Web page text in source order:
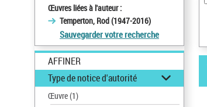
Œuvres liées à l'auteur :
Temperton, Rod (1947-2016)
Sauvegarder votre recherche
AFFINER
Type de notice d'autorité
Œuvre(1)